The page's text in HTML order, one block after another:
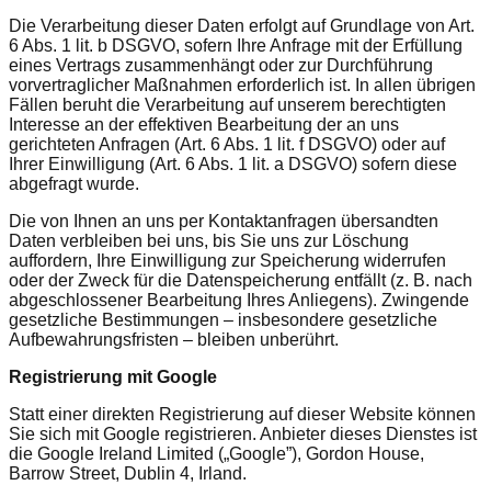
Die Verarbeitung dieser Daten erfolgt auf Grundlage von Art.
6 Abs. 1 lit. b DSGVO, sofern Ihre Anfrage mit der Erfüllung
eines Vertrags zusammenhängt oder zur Durchführung
vorvertraglicher Maßnahmen erforderlich ist. In allen übrigen
Fällen beruht die Verarbeitung auf unserem berechtigten
Interesse an der effektiven Bearbeitung der an uns
gerichteten Anfragen (Art. 6 Abs. 1 lit. f DSGVO) oder auf
Ihrer Einwilligung (Art. 6 Abs. 1 lit. a DSGVO) sofern diese
abgefragt wurde.
Die von Ihnen an uns per Kontaktanfragen übersandten
Daten verbleiben bei uns, bis Sie uns zur Löschung
auffordern, Ihre Einwilligung zur Speicherung widerrufen
oder der Zweck für die Datenspeicherung entfällt (z. B. nach
abgeschlossener Bearbeitung Ihres Anliegens). Zwingende
gesetzliche Bestimmungen – insbesondere gesetzliche
Aufbewahrungsfristen – bleiben unberührt.
Registrierung mit Google
Statt einer direkten Registrierung auf dieser Website können
Sie sich mit Google registrieren. Anbieter dieses Dienstes ist
die Google Ireland Limited („Google”), Gordon House,
Barrow Street, Dublin 4, Irland.